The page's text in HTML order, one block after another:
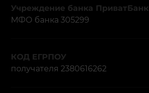
Учреждение банка ПриватБанк
МФО банка 305299
КОД ЕГРПОУ
получателя 2380616262